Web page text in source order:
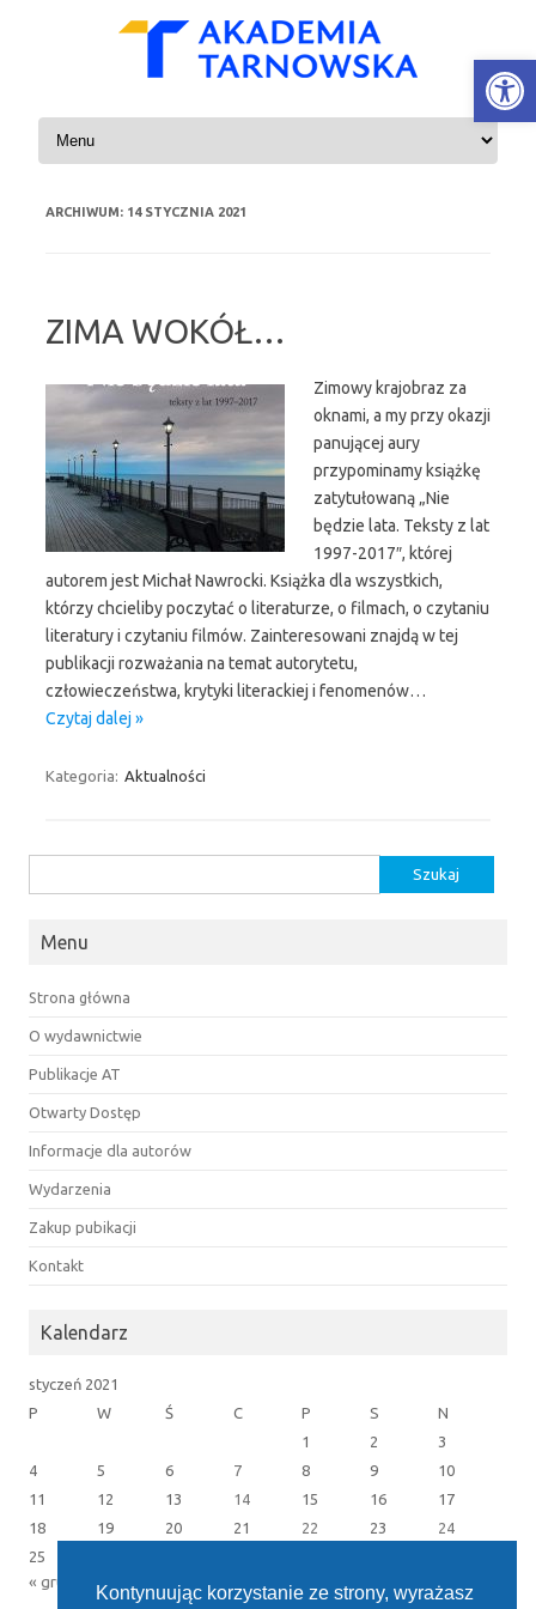
Skip to content
ARCHIWUM: 14 STYCZNIA 2021
ZIMA WOKÓŁ…
Zimowy krajobraz za
oknami, a my przy okazji
panującej aury
przypominamy książkę
zatytułowaną „Nie
będzie lata. Teksty z lat
1997-2017″, której
autorem jest Michał Nawrocki. Książka dla wszystkich,
którzy chcieliby poczytać o literaturze, o filmach, o czytaniu
literatury i czytaniu filmów. Zainteresowani znajdą w tej
publikacji rozważania na temat autorytetu,
człowieczeństwa, krytyki literackiej i fenomenów…
Czytaj dalej »
Kategoria: Aktualności
Menu
Strona główna
O wydawnictwie
Publikacje AT
Otwarty Dostęp
Informacje dla autorów
Wydarzenia
Zakup pubikacji
Kontakt
Kalendarz
styczeń 2021
P
W Ś C P S
N
1
2
3
4
5 6 7 8 9
10
11
12 13 14 15 16
17
18
19 20 21 22 23
24
25
« gru lut »
Kontynuując korzystanie ze strony, wyrażasz